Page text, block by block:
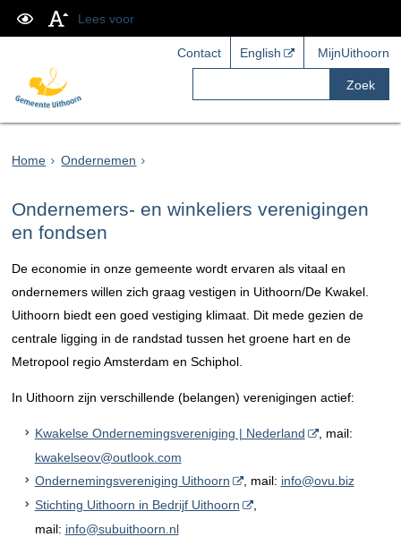
Lees voor
Contact English MijnUithoorn
Zoek
Home Ondernemen
Ondernemers- en winkeliers verenigingen
en fondsen
De economie in onze gemeente wordt ervaren als vitaal en
ondernemers willen zich graag vestigen in Uithoorn/De Kwakel.
Uithoorn biedt een goed vestiging klimaat. Dit mede gezien de
centrale ligging in de randstad tussen het groene hart en de
Metropool regio Amsterdam en Schiphol.
In Uithoorn zijn verschillende (belangen) verenigingen actief:
Kwakelse Ondernemingsvereniging | Nederland
, mail:
kwakelseov@outlook.com
Ondernemingsvereniging Uithoorn
, mail: info@ovu.biz
Stichting Uithoorn in Bedrijf Uithoorn
,
mail: info@subuithoorn.nl